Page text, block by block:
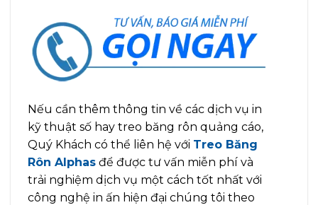
Nếu cần thêm thông tin về các dịch vụ in
kỹ thuật số hay treo băng rôn quảng cáo,
Quý Khách có thể liên hệ với Treo Băng
Rôn Alphas để được tư vấn miễn phí và
trải nghiệm dịch vụ một cách tốt nhất với
công nghệ in ấn hiện đại chúng tôi theo